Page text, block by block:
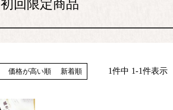
初回限定商品
価格が高い順 新着順 1件中 1-1件表示